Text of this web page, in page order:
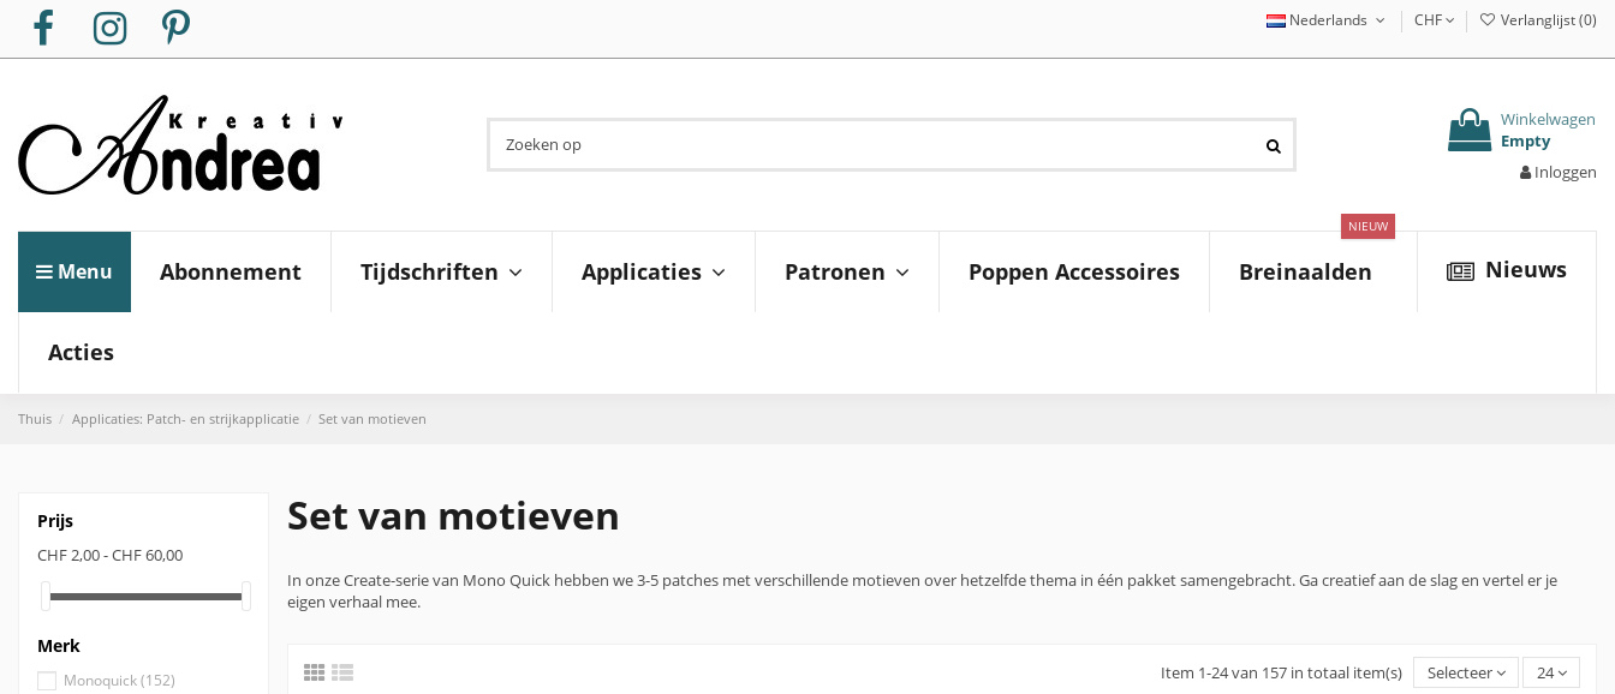
Nederlands CHF Verlanglijst (0)
Winkelwagen
Empty
Inloggen
Menu Abonnement Tijdschriften Applicaties Patronen Poppen Accessoires Breinaalden
NIEUW
Nieuws
Acties
Thuis Applicaties: Patch- en strijkapplicatie Set van motieven
Set van motieven
In onze Create-serie van Mono Quick hebben we 3-5 patches met verschillende motieven over hetzelfde thema in één pakket samengebracht. Ga creatief aan de slag en vertel er je
eigen verhaal mee.
Item 1-24 van 157 in totaal item(s) Selecteer 24
Prijs
CHF 2,00 - CHF 60,00
Merk
Monoquick(152)